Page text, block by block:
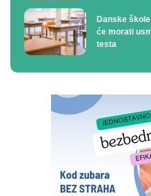
Danske
će morati
testa